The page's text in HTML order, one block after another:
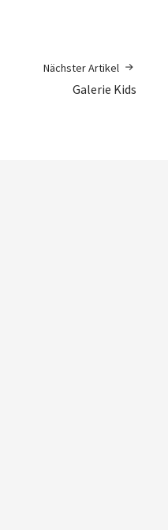
Nächster Artikel
Galerie Kids